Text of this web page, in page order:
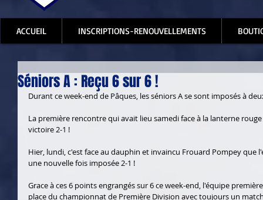
ACCUEIL INSCRIPTIONS-RENOUVELLEMENTS
Séniors A : Reçu 6 sur 6 !
Durant ce week-end de Pâques, les séniors A se sont imposés à
La première rencontre qui avait lieu samedi face à la lanterne
victoire 2-1 !
Hier, lundi, c'est face au dauphin et invaincu Frouard Pompey que
une nouvelle fois imposée 2-1 !
Grace à ces 6 points engrangés sur 6 ce week-end, l'équipe
place du championnat de Première Division avec toujours un